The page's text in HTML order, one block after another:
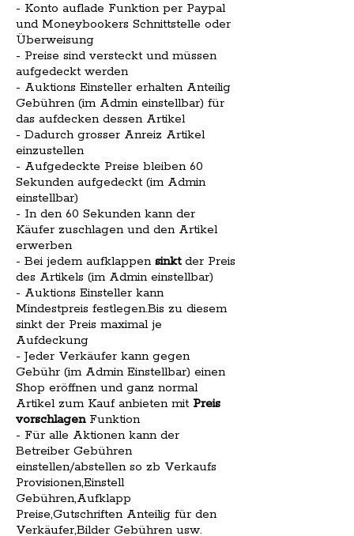
- Konto auflade Funktion per Paypal
und Moneybookers Schnittstelle oder
Überweisung
- Preise sind versteckt und müssen
aufgedeckt werden
- Auktions Einsteller erhalten Anteilig
Gebühren (im Admin einstellbar) für
das aufdecken dessen Artikel
- Dadurch grosser Anreiz Artikel
einzustellen
- Aufgedeckte Preise bleiben 60
Sekunden aufgedeckt (im Admin
einstellbar)
- In den 60 Sekunden kann der
Käufer zuschlagen und den Artikel
erwerben
- Bei jedem aufklappen sinktder Preis
des Artikels (im Admin einstellbar)
- Auktions Einsteller kann
Mindestpreis festlegen.Bis zu diesem
sinkt der Preis maximal je
Aufdeckung
- Jeder Verkäufer kann gegen
Gebühr (im Admin Einstellbar) einen
Shop eröffnen und ganz normal
Artikel zum Kauf anbieten mit Preis
vorschlagenFunktion
- Für alle Aktionen kann der
Betreiber Gebühren
einstellen/abstellen so zb Verkaufs
Provisionen,Einstell
Gebühren,Aufklapp
Preise,Gutschriften Anteilig für den
Verkäufer,Bilder Gebühren usw.